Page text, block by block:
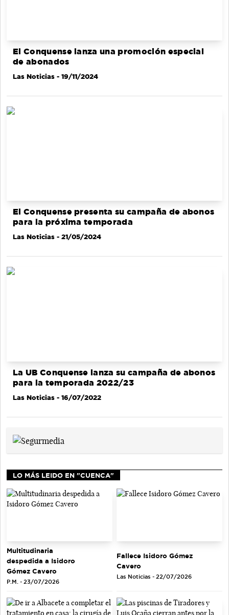
El Conquense lanza una promoción especial
de abonados
Las Noticias - 19/11/2024
El Conquense presenta su campaña de abonos
para la próxima temporada
Las Noticias - 21/05/2024
La UB Conquense lanza su campaña de abonos
para la temporada 2022/23
Las Noticias - 16/07/2022
LO MÁS LEIDO EN "CUENCA"
Multitudinaria
despedida a Isidoro
Gómez Cavero
P.M. - 23/07/2026
Fallece Isidoro Gómez
Cavero
Las Noticias - 22/07/2026